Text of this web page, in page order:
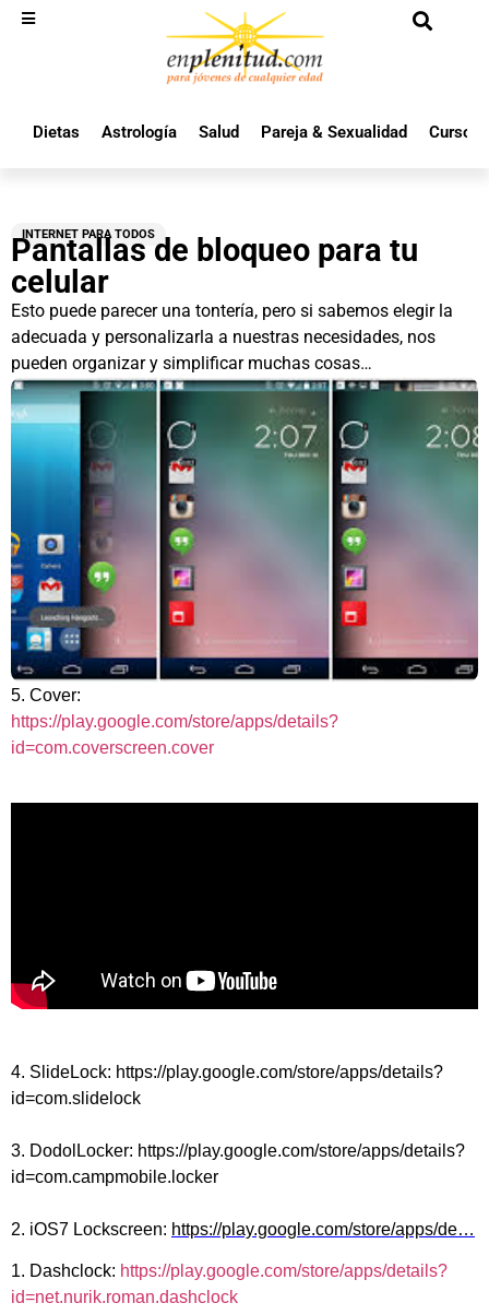
Dietas Astrología Salud Pareja & Sexualidad Cursos
INTERNET PARA TODOS
Pantallas de bloqueo para tu
celular
Esto puede parecer una tontería, pero si sabemos elegir la
adecuada y personalizarla a nuestras necesidades, nos
pueden organizar y simplificar muchas cosas…
5. Cover:
https://play.google.com/store/apps/details?
id=com.coverscreen.cover
4. SlideLock: https://play.google.com/store/apps/details?
id=com.slidelock
3. DodolLocker: https://play.google.com/store/apps/details?
id=com.campmobile.locker
2. iOS7 Lockscreen: https://play.google.com/store/apps/de…
1. Dashclock: https://play.google.com/store/apps/details?
id=net.nurik.roman.dashclock